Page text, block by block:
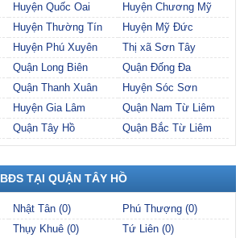
Huyện Quốc Oai
Huyện Chương Mỹ
Huyện Thường Tín
Huyện Mỹ Đức
Huyện Phú Xuyên
Thị xã Sơn Tây
Quận Long Biên
Quận Đống Đa
Quận Thanh Xuân
Huyện Sóc Sơn
Huyện Gia Lâm
Quận Nam Từ Liêm
Quận Tây Hồ Quận Bắc Từ Liêm
BĐS TẠI QUẬN TÂY HỒ
Nhật Tân (0)
Phú Thượng (0)
Thụy Khuê (0) Tứ Liên (0)